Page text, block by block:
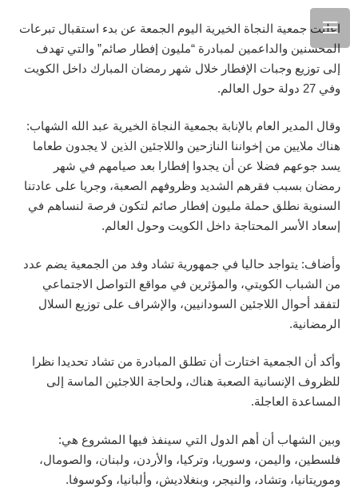
اعلنت جمعية النجاة الخيرية اليوم الجمعة عن بدء استقبال تبرعات
المحسنين والداعمين لمبادرة “مليون إفطار صائم” والتي تهدف
إلى توزيع وجبات الإفطار خلال شهر رمضان المبارك داخل الكويت
وفي 27 دولة حول العالم.
وقال المدير العام بالإنابة بجمعية النجاة الخيرية عبد الله الشهاب:
هناك ملايين من إخواننا النازحين واللاجئين الذين لا يجدون طعاما
يسد جوعهم فضلا عن أن يجدوا إفطارا بعد صيامهم في شهر
رمضان بسبب فقرهم الشديد وظروفهم الصعبة، وجريا على عادتنا
السنوية نطلق حملة مليون إفطار صائم لتكون فرصة لنساهم في
إسعاد الأسر المحتاجة داخل الكويت وحول العالم.
وأضاف: يتواجد حاليا في جمهورية تشاد وفد من الجمعية يضم عدد
من الشباب الكويتي، والمؤثرين في مواقع التواصل الاجتماعي
لتفقد أحوال اللاجئين السودانيين، والإشراف على توزيع السلال
الرمضانية.
وأكد أن الجمعية اختارت أن تطلق المبادرة من تشاد تحديدا نظرا
للظروف الإنسانية الصعبة هناك، ولحاجة اللاجئين الماسة إلى
المساعدة العاجلة.
وبين الشهاب أن أهم الدول التي سينفذ فيها المشروع هي:
فلسطين، واليمن، وسوريا، وتركيا، والأردن، ولبنان، والصومال،
وموريتانيا، وتشاد، والنيجر، وبنغلاديش، وألبانيا، وكوسوفا.